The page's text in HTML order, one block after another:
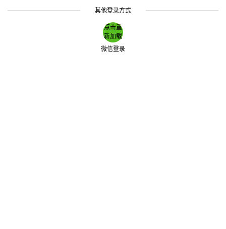
其他登录方式
点击重
新加载
微信登录